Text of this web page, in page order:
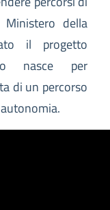
della
il progetto
nasce per
di un percorso